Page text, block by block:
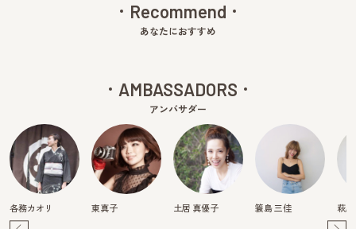
Recommend
あなたにおすすめ
AMBASSADORS
アンバサダー
各務カオリ 東真子 土居 真優子 簑島 三佳 萩